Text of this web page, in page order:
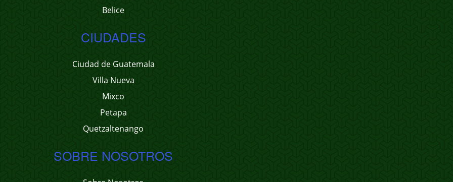
Belice
CIUDADES
Ciudad de Guatemala
Villa Nueva
Mixco
Petapa
Quetzaltenango
SOBRE NOSOTROS